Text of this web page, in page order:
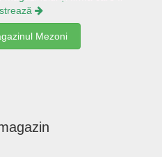
Mezoni